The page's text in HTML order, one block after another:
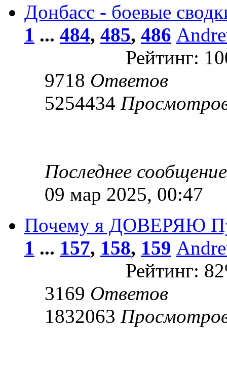
Донбасс - боевые
1 ... 484, 485, 486
Рейтинг:
9718 Ответов
5254434
Последнее
09 мар 2025, 00:47
Почему я ДОВЕРЯЮ
1 ... 157, 158, 159
Рейтинг:
3169 Ответов
1832063